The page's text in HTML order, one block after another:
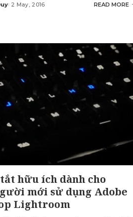
2 May, 2016 READ MORE
hữu ích dành cho
mới sử dụng Adobe
Lightroom